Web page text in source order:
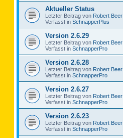
Aktueller Status
Letzter Beitrag von Robert Beer
Verfasst in SchnapperPlus
Version 2.6.29
Letzter Beitrag von Robert Beer
Verfasst in SchnapperPro
Version 2.6.28
Letzter Beitrag von Robert Beer
Verfasst in SchnapperPro
Version 2.6.27
Letzter Beitrag von Robert Beer
Verfasst in SchnapperPro
Version 2.6.23
Letzter Beitrag von Robert Beer
Verfasst in SchnapperPro